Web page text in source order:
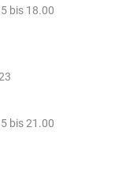
bis 18.00
bis 21.00